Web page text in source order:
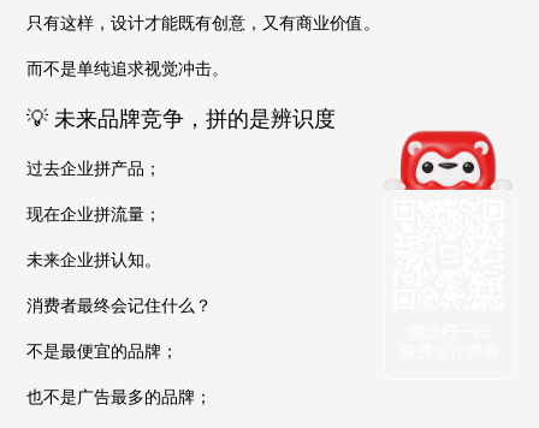
只有这样，设计才能既有创意，又有商业价值。
而不是单纯追求视觉冲击。
💡 未来品牌竞争，拼的是辨识度
过去企业拼产品；
现在企业拼流量；
未来企业拼认知。
消费者最终会记住什么？
不是最便宜的品牌；
也不是广告最多的品牌；